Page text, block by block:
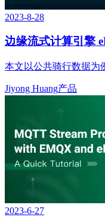
2023-8-28
边缘流式计算引擎
本文以公共骑行数据为
Jiyong Huang产品
2023-6-27